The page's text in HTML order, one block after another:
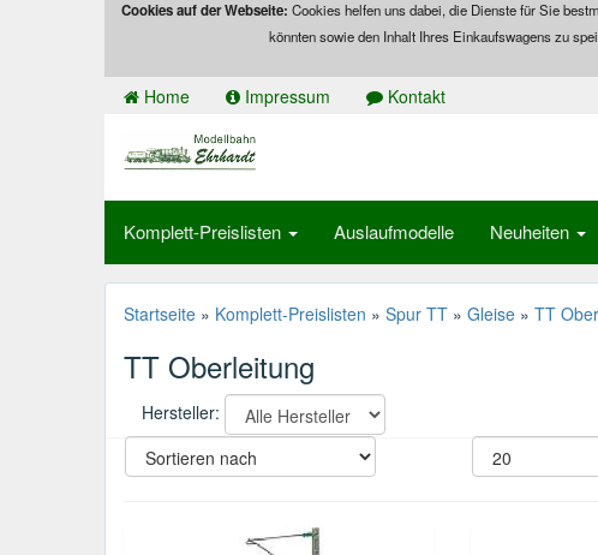
Cookies auf der Webseite: Cookies helfen uns dabei, die Dienste für Sie
könnten sowie den Inhalt Ihres Einkaufswagens zu
Home Impressum Kontakt
Komplett-Preislisten Auslaufmodelle Neuheiten
Startseite » Komplett-Preislisten » Spur TT » Gleise » TT
TT Oberleitung
Hersteller: